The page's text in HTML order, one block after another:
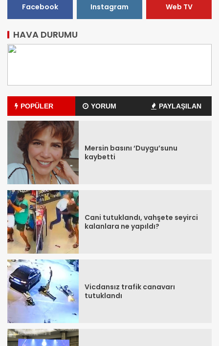
Facebook Instagram Web TV
HAVA DURUMU
POPÜLER YORUM PAYLAŞILAN
Mersin basını ‘Duygu’sunu
kaybetti
Cani tutuklandı, vahşete seyirci
kalanlara ne yapıldı?
Vicdansız trafik canavarı
tutuklandı